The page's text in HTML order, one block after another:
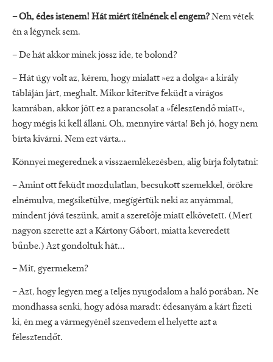
– Oh, édes istenem! Hát miért ítélnének el engem?Nem vétek
én a légynek sem.
– De hát akkor minek jössz ide, te bolond?
– Hát úgy volt az, kérem, hogy mialatt »ez a dolga« a király
tábláján járt, meghalt. Mikor kiterítve feküdt a virágos
kamrában, akkor jött ez a parancsolat a »félesztendő miatt«,
hogy mégis ki kell állani. Oh, mennyire várta! Beh jó, hogy nem
bírta kivárni. Nem ezt várta...
Könnyei megerednek a visszaemlékezésben, alig bírja folytatni:
– Amint ott feküdt mozdulatlan, becsukott szemekkel, örökre
elnémulva, megsiketülve, megígértük neki az anyámmal,
mindent jóvá teszünk, amit a szeretője miatt elkövetett. (Mert
nagyon szerette azt a Kártony Gábort, miatta keveredett
bűnbe.) Azt gondoltuk hát...
– Mit, gyermekem?
– Azt, hogy legyen meg a teljes nyugodalom a haló porában. Ne
mondhassa senki, hogy adósa maradt: édesanyám a kárt fizeti
ki, én meg a vármegyénél szenvedem el helyette azt a
félesztendőt.